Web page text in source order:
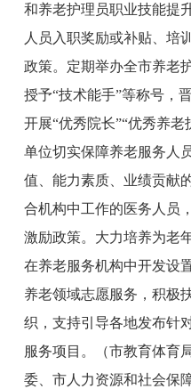
和养老护理员职业技能提
人员入职奖励或补贴、培
政策。定期举办全市养老
授予“技术能手”等称号，
开展“优秀院长”“优秀养
单位切实保障养老服务人
值、能力素质、业绩贡献
合机构中工作的医务人员
激励政策。大力培养为老
在养老服务机构中开发设
养老领域志愿服务，积极
织，支持引导各地发布针
服务项目。
（市教育体育
委、 市人力资源和社会保